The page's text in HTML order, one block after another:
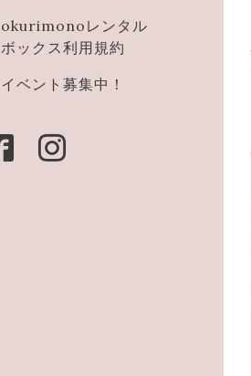
okurimonoレンタル
ボックス利用規約
イベント募集中！